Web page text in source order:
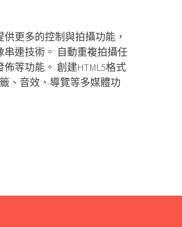
更多的控制與拍攝功能，
連技術。 自動重複拍攝任
等功能。 創建HTML5格式
、音效、導覽等多媒體功